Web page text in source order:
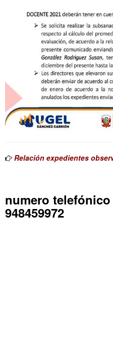
Relación expedientes
numero
948459972